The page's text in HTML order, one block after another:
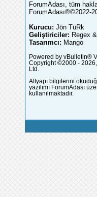
ForumAdası, tüm
ForumAdası®©2022-
Kurucu: Jön TüRk
Geliştiriciler: Regex
Tasarımcı: Mango
Powered by vBulletin®
Copyright ©2000 -
Ltd.
Altyapı bilgilerini
yazılımı ForumAdası
kullanılmaktadır.